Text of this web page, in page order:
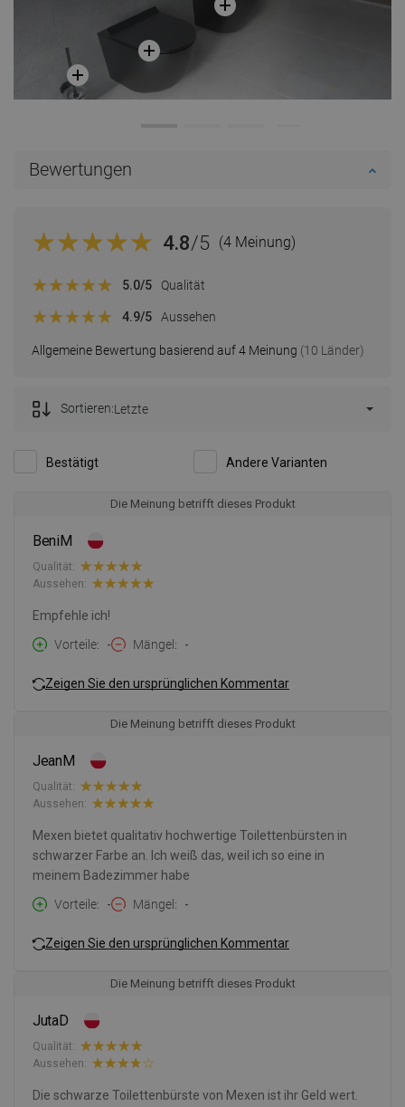
Bewertungen
4.8/5 (4 Meinung)
Allgemeine Bewertung basierend auf 4 Meinung (10 Länder)
5.0/5 Qualität
4.9/5 Aussehen
Bestätigt Andere Varianten
Sortieren:Letzte
Die Meinung betrifft dieses Produkt
BeniM
Qualität:
Aussehen:
Empfehle ich!
Vorteile
- Mängel -
Zeigen Sie den ursprünglichen Kommentar
Die Meinung betrifft dieses Produkt
JeanM
Qualität:
Aussehen:
Mexen bietet qualitativ hochwertige Toilettenbürsten in
schwarzer Farbe an. Ich weiß das, weil ich so eine in
meinem Badezimmer habe
Vorteile
- Mängel -
Zeigen Sie den ursprünglichen Kommentar
Die Meinung betrifft dieses Produkt
JutaD
Qualität:
Aussehen:
Die schwarze Toilettenbürste von Mexen ist ihr Geld wert.